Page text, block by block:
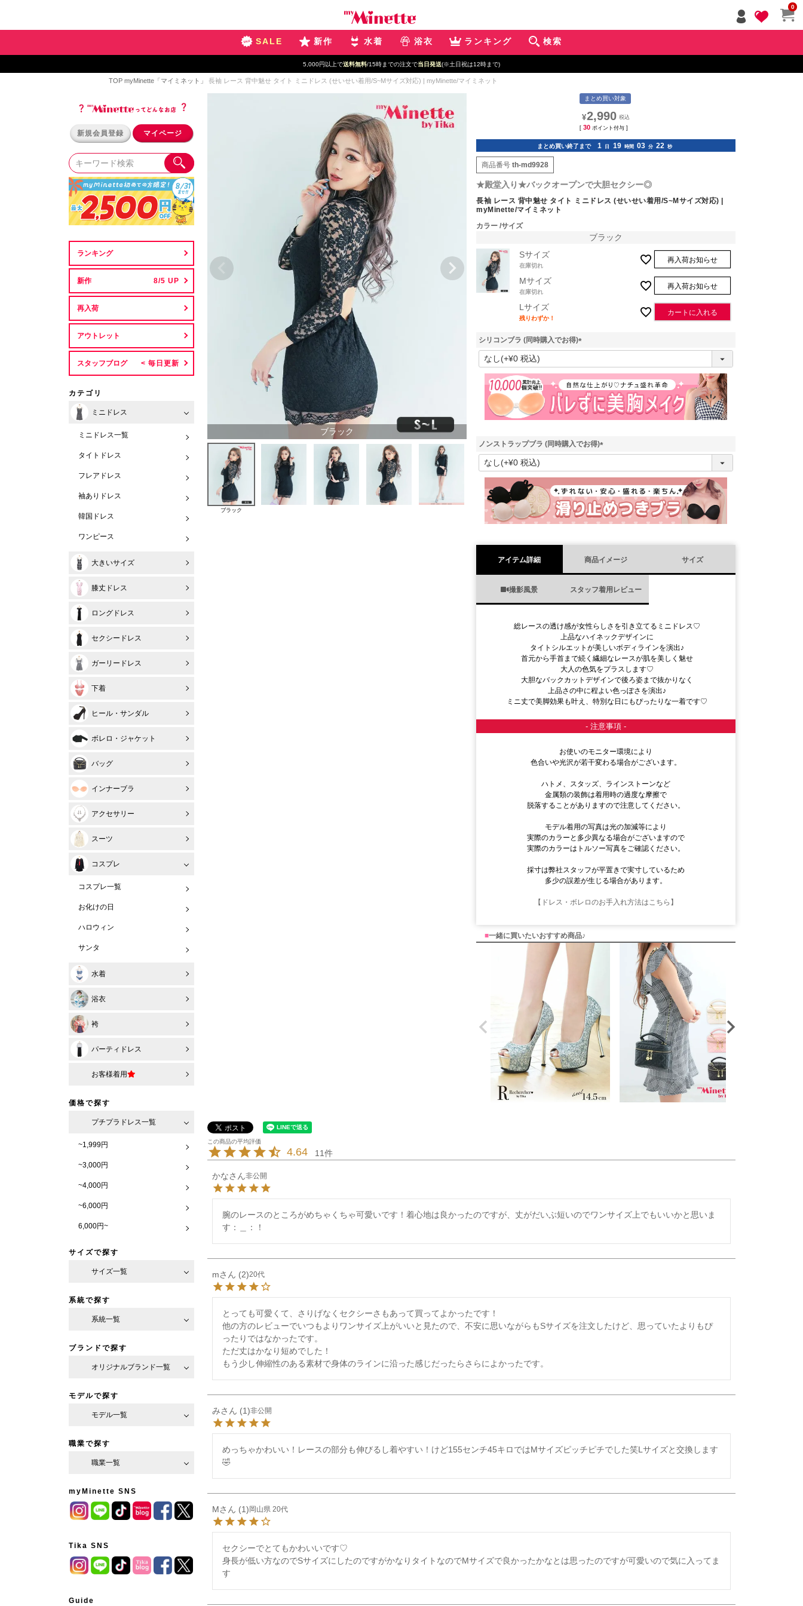
0
SALE 新作 水着 浴衣 ランキング 検索
5,000円以上で送料無料/15時までの注文で当日発送(※土日祝は12時まで)
TOP myMinette「マイミネット」 長袖 レース 背中魅せ タイト ミニドレス (せいせい着用/S~Mサイズ対応) | myMinette/マイミネット
新規会員登録 マイページ
ランキング
新作
再入荷
アウトレット
スタッフブログ
カテゴリ
ミニドレス
ミニドレス一覧
タイトドレス
フレアドレス
袖ありドレス
韓国ドレス
ワンピース
大きいサイズ
膝丈ドレス
ロングドレス
セクシードレス
ガーリードレス
下着
ヒール・サンダル
ボレロ・ジャケット
バッグ
インナーブラ
アクセサリー
スーツ
コスプレ
コスプレ一覧
お化けの日
ハロウィン
サンタ
水着
浴衣
袴
パーティドレス
お客様着用
価格で探す
プチプラドレス一覧
~1,999円
~3,000円
~4,000円
~6,000円
6,000円~
サイズで探す
サイズ一覧
系統で探す
系統一覧
ブランドで探す
オリジナルブランド一覧
モデルで探す
モデル一覧
職業で探す
職業一覧
myMinette SNS
Tika SNS
Guide
ブラック
ブラック ブラック
まとめ買い対象
¥2,990
[ 30 ポイント付与 ]
まとめ買い終了まで 1 日 19 時間 03 分 21 秒
商品番号 th-md9928
★殿堂入り★バックオープンで大胆セクシー◎
長袖 レース 背中魅せ タイト ミニドレス (せいせい着用/S~Mサイズ対応) |
myMinette/マイミネット
カラー サイズ
ブラック
Sサイズ
在庫切れ
再入荷お知らせ
Mサイズ
在庫切れ
再入荷お知らせ
Lサイズ
残りわずか！
カートに入れる
シリコンブラ (同時購入でお得)
(
須
)
ノンストラップブラ (同時購入でお得)
(
須
)
アイテム詳細 商品イメージ サイズ
撮影風景 スタッフ着用レビュー
総レースの透け感が女性らしさを引き立てるミニドレス♡
上品なハイネックデザインに
タイトシルエットが美しいボディラインを演出♪
首元から手首まで続く繊細なレースが肌を美しく魅せ
大人の色気をプラスします♡
大胆なバックカットデザインで後ろ姿まで抜かりなく
上品さの中に程よい色っぽさを演出♪
ミニ丈で美脚効果も叶え、特別な日にもぴったりな一着です♡
- 注意事項 -
お使いのモニター環境により
色合いや光沢が若干変わる場合がございます。
ハトメ、スタッズ、ラインストーンなど
金属類の装飾は着用時の過度な摩擦で
脱落することがありますので注意してください。
モデル着用の写真は光の加減等により
実際のカラーと多少異なる場合がございますので
実際のカラーはトルソー写真をご確認ください。
採寸は弊社スタッフが平置きで実寸しているため
多少の誤差が生じる場合があります。
【ドレス・ボレロのお手入れ方法はこちら】
■一緒に買いたいおすすめ商品♪
4.64 11
かな 非公開
腕のレースのところがめちゃくちゃ可愛いです！着心地は良かったのですが、丈がだいぶ短いのでワンサイズ上でもいいかと思いま
す：＿：！
m 2 20代
とっても可愛くて、さりげなくセクシーさもあって買ってよかったです！
他の方のレビューでいつもよりワンサイズ上がいいと見たので、不安に思いながらもSサイズを注文したけど、思っていたよりもぴ
ったりではなかったです。
ただ丈はかなり短めでした！
もう少し伸縮性のある素材で身体のラインに沿った感じだったらさらによかったです。
み 1 非公開
めっちゃかわいい！レースの部分も伸びるし着やすい！けど155センチ45キロではMサイズピッチピチでした笑Lサイズと交換します
🤣
M 1 岡山県 20代
セクシーでとてもかわいいです♡
身長が低い方なのでSサイズにしたのですがかなりタイトなのでMサイズで良かったかなとは思ったのですが可愛いので気に入ってま
す
ジト
ップ